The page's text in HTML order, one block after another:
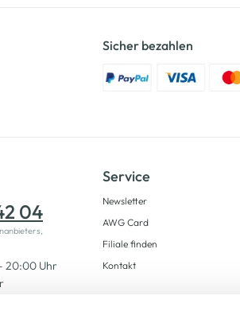
Sicher bezahlen
04
20:00 Uhr
Service
Newsletter
AWG Card
Filiale finden
Kontakt